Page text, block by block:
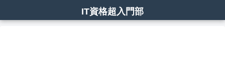
IT資格超入門部